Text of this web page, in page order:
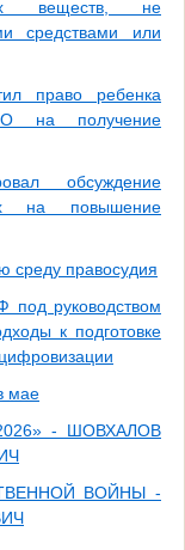
веществ, не
средствами или
право ребенка
на получение
обсуждение
на повышение
среду правосудия
под руководством
к подготовке
мае
- ШОВХАЛОВ
ВОЙНЫ -